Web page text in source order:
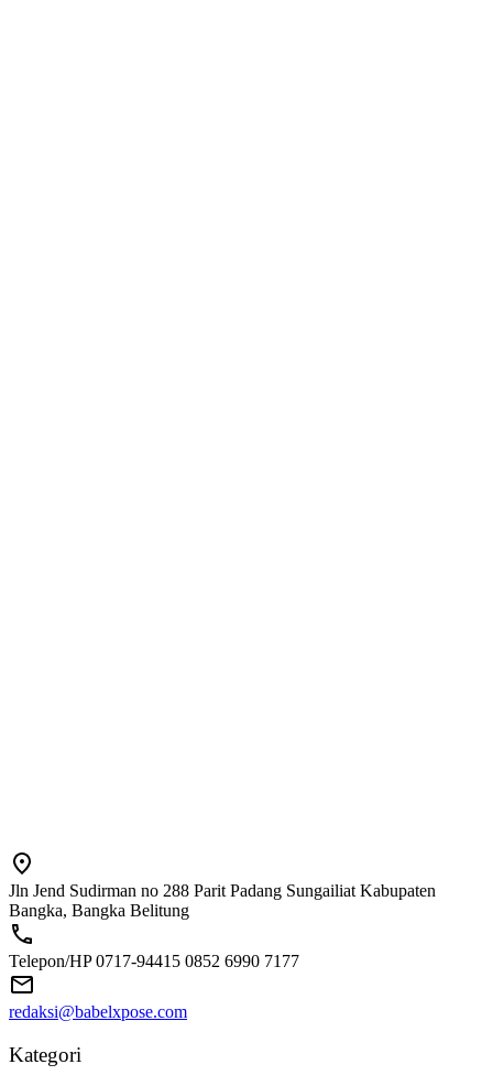
Jln Jend Sudirman no 288 Parit Padang Sungailiat Kabupaten
Bangka, Bangka Belitung
Telepon/HP 0717-94415 0852 6990 7177
redaksi@babelxpose.com
Kategori